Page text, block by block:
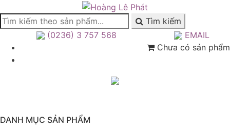
Tìm kiếm
(0236) 3 757 568
EMAIL
Chưa có sản phẩm
DANH MỤC SẢN PHẨM